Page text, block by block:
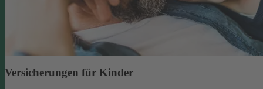
Versicherungen für Kinder